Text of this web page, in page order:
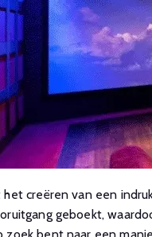
creëren van een
geboekt,